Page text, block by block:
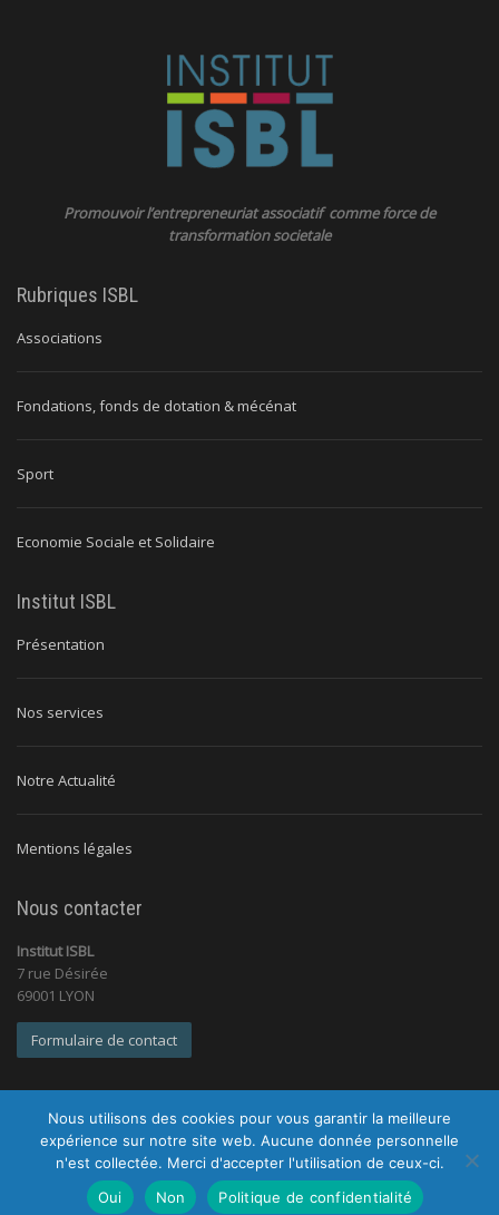
Promouvoir l’entrepreneuriat associatif comme force de
transformation societale
Rubriques ISBL
Associations
Fondations, fonds de dotation & mécénat
Sport
Economie Sociale et Solidaire
Institut ISBL
Présentation
Nos services
Notre Actualité
Mentions légales
Nous contacter
Institut ISBL
7 rue Désirée
69001 LYON
Formulaire de contact
© 2026 Institut ISBL |Tous droits réservés |Mentions légales
|
Politique de confidentialité
Nous utilisons des cookies pour vous garantir la meilleure
expérience sur notre site web. Aucune donnée personnelle
n'est collectée. Merci d'accepter l'utilisation de ceux-ci.
Oui
Non Politique de confidentialité